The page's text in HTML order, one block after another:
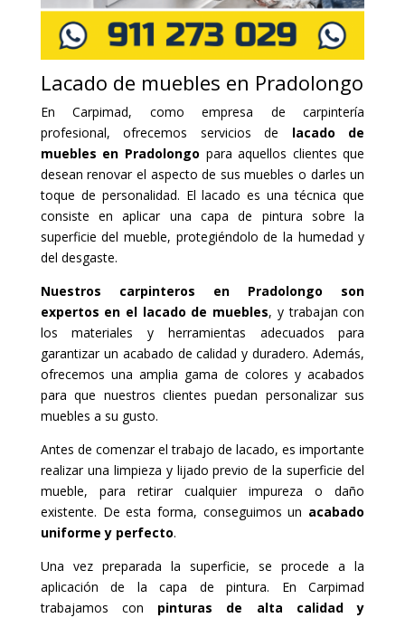
Lacado de muebles en Pradolongo
En Carpimad, como empresa de carpintería
profesional, ofrecemos servicios de lacado de
muebles en Pradolongo para aquellos clientes que
desean renovar el aspecto de sus muebles o darles un
toque de personalidad. El lacado es una técnica que
consiste en aplicar una capa de pintura sobre la
superficie del mueble, protegiéndolo de la humedad y
del desgaste.
Nuestros carpinteros en Pradolongo son
expertos en el lacado de muebles, y trabajan con
los materiales y herramientas adecuados para
garantizar un acabado de calidad y duradero. Además,
ofrecemos una amplia gama de colores y acabados
para que nuestros clientes puedan personalizar sus
muebles a su gusto.
Antes de comenzar el trabajo de lacado, es importante
realizar una limpieza y lijado previo de la superficie del
mueble, para retirar cualquier impureza o daño
existente. De esta forma, conseguimos un acabado
uniforme y perfecto.
Una vez preparada la superficie, se procede a la
aplicación de la capa de pintura. En Carpimad
trabajamos con pinturas de alta calidad y